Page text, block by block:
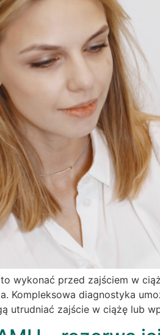
wykonać przed zajściem w
Kompleksowa diagnostyka
utrudniać zajście w ciążę lub